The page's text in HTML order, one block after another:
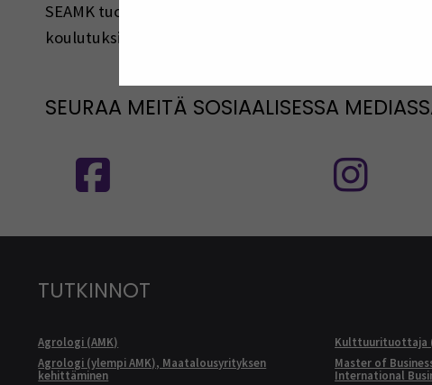
SEAMK tuottaa uutiskirjeitä eri aiheista.
koulutuksista, tapahtumista ja asioista.
SEURAA MEITÄ SOSIAALISESSA
TUTKINNOT
Agrologi (AMK)
Agrologi (ylempi AMK), Maatalousyrityksen
kehittäminen
Kulttuurituottaja
Master of
International